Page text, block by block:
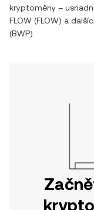
kryptoměny –
FLOW (FLOW) a
(BWP).